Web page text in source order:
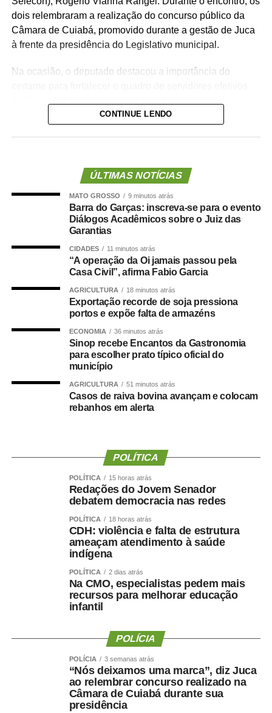
dois relembraram a realização do concurso público da
Câmara de Cuiabá, promovido durante a gestão de Juca
à frente da presidência do Legislativo municipal.
Na ocasião, o deputado destacou a importância do
Cuiabá, que é de todos nós mato-grossenses, o
parlamento mais antigo do Centro-Oeste brasileiro”,
O concurso público foi realizado para provimento de
níveis médio e superior, contemplando funções como
técnico legislativo, analista legislativo, controlador interno
e contador.
Durante a visita, Rogério Vianna Rangel agradeceu a
confiança depositada no Instituto Selecon e destacou a
forma como o processo foi conduzido.
“Eu, em nome do Selecon, também agradeço ao
deputado porque, de fato, fizemos um concurso histórico,
graças à oportunidade que o Juca nos deu para
realizarmos esse concurso com qualidade e segurança,
Ao final do encontro, Juca reforçou a importância da
valorização do serviço público por meio de concursos
realizados com responsabilidade, transparência e
COMENTE ABAIXO:
CONTINUE LENDO
ÚLTIMAS NOTÍCIAS
MATO GROSSO 9 minutos atrás
Barra do Garças: inscreva-se para o evento
Diálogos Acadêmicos sobre o Juiz das
Garantias
CIDADES 11 minutos atrás
“A operação da Oi jamais passou pela
Casa Civil”, afirma Fabio Garcia
AGRICULTURA 18 minutos atrás
Exportação recorde de soja pressiona
portos e expõe falta de armazéns
ECONOMIA 36 minutos atrás
Sinop recebe Encantos da Gastronomia
para escolher prato típico oficial do
município
AGRICULTURA 51 minutos atrás
Casos de raiva bovina avançam e colocam
rebanhos em alerta
POLÍTICA
POLÍTICA 15 horas atrás
Redações do Jovem Senador
debatem democracia nas redes
POLÍTICA 18 horas atrás
CDH: violência e falta de estrutura
ameaçam atendimento à saúde
indígena
POLÍTICA 2 dias atrás
Na CMO, especialistas pedem mais
recursos para melhorar educação
infantil
POLÍCIA
POLÍCIA 3 semanas atrás
“Nós deixamos uma marca”, diz Juca
ao relembrar concurso realizado na
Câmara de Cuiabá durante sua
presidência